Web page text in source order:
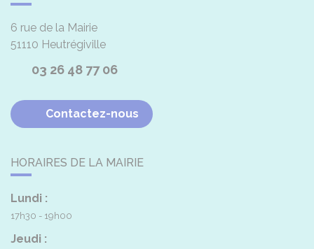
6 rue de la Mairie
51110 Heutrégiville
03 26 48 77 06
Contactez-nous
HORAIRES DE LA MAIRIE
Lundi :
17h30 - 19h00
Jeudi :